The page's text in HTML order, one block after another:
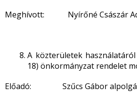
Meghívott: Nyírőné Császár
A közterületek használatáról
18) önkormányzat rendelet
Előadó: Szűcs Gábor